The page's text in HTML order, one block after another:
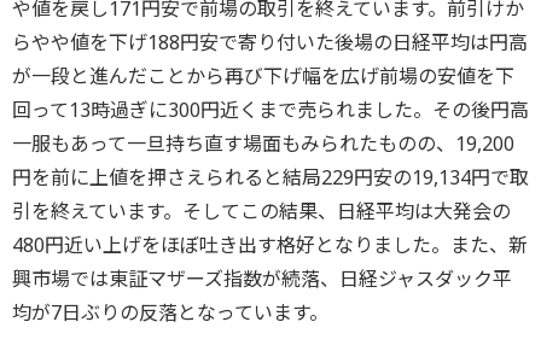
や値を戻し171円安で前場の取引を終えています。前引けか
らやや値を下げ188円安で寄り付いた後場の日経平均は円高
が一段と進んだことから再び下げ幅を広げ前場の安値を下
回って13時過ぎに300円近くまで売られました。その後円高
一服もあって一旦持ち直す場面もみられたものの、19,200
円を前に上値を押さえられると結局229円安の19,134円で取
引を終えています。そしてこの結果、日経平均は大発会の
480円近い上げをほぼ吐き出す格好となりました。また、新
興市場では東証マザーズ指数が続落、日経ジャスダック平
均が7日ぶりの反落となっています。